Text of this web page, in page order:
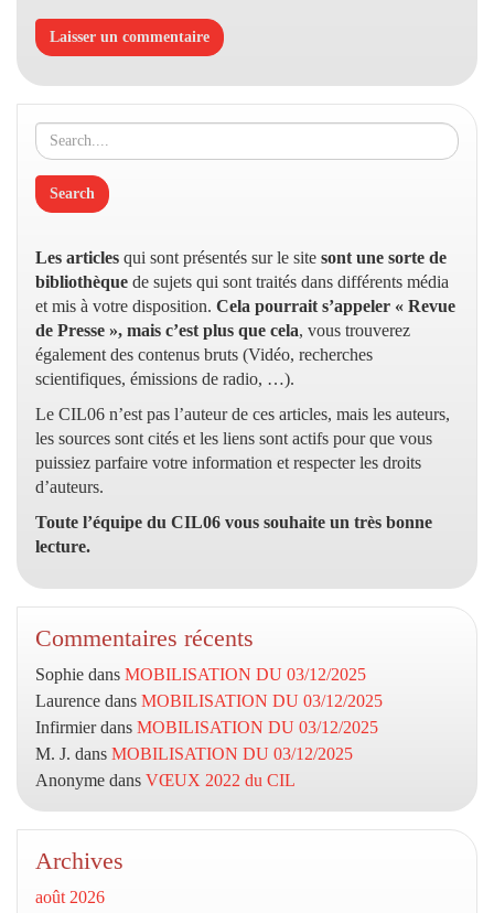
Les articles qui sont présentés sur le site sont une sorte de
bibliothèque de sujets qui sont traités dans différents média
et mis à votre disposition. Cela pourrait s’appeler « Revue
de Presse », mais c’est plus que cela, vous trouverez
également des contenus bruts (Vidéo, recherches
scientifiques, émissions de radio, …).
Le CIL06 n’est pas l’auteur de ces articles, mais les auteurs,
les sources sont cités et les liens sont actifs pour que vous
puissiez parfaire votre information et respecter les droits
d’auteurs.
Toute l’équipe du CIL06 vous souhaite un très bonne
lecture.
Commentaires récents
Sophie dans MOBILISATION DU 03/12/2025
Laurence dans MOBILISATION DU 03/12/2025
Infirmierdans MOBILISATION DU 03/12/2025
M. J. dans MOBILISATION DU 03/12/2025
Anonyme dans VŒUX 2022 du CIL
Archives
août 2026